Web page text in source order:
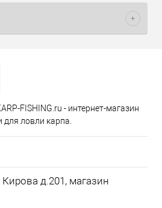
FISHING.ru - интернет-магазин
ловли карпа.
д.201, магазин